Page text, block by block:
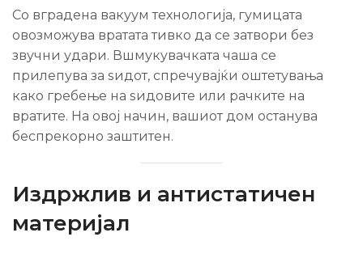
Со вградена вакуум технологија, гумицата
овозможува вратата тивко да се затвори без
звучни удари. Вшмукувачката чаша се
прилепува за ѕидот, спречувајќи оштетувања
како гребење на ѕидовите или рачките на
вратите. На овој начин, вашиот дом останува
беспрекорно заштитен.
Издржлив и антистатичен
материјал